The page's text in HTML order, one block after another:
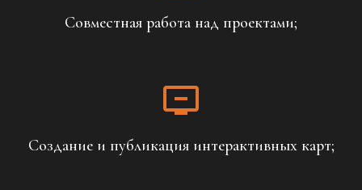
Совместная работа над проектами;
Создание и публикация интерактивных карт;